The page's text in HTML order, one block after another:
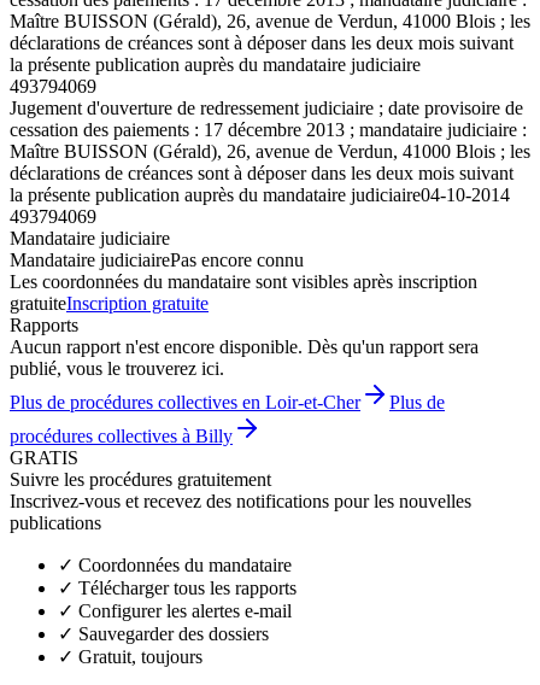
Maître BUISSON (Gérald), 26, avenue de Verdun, 41000 Blois ; les
déclarations de créances sont à déposer dans les deux mois suivant
la présente publication auprès du mandataire judiciaire
493794069
Jugement d'ouverture de redressement judiciaire ; date provisoire de
cessation des paiements : 17 décembre 2013 ; mandataire judiciaire :
Maître BUISSON (Gérald), 26, avenue de Verdun, 41000 Blois ; les
déclarations de créances sont à déposer dans les deux mois suivant
la présente publication auprès du mandataire judiciaire04-10-2014
493794069
Mandataire judiciaire
Mandataire judiciairePas encore connu
Les coordonnées du mandataire sont visibles après inscription
gratuiteInscription gratuite
Rapports
Aucun rapport n'est encore disponible. Dès qu'un rapport sera
publié, vous le trouverez ici.
Plus de procédures collectives en Loir-et-Cher
Plus de
procédures collectives à Billy
GRATIS
Suivre les procédures gratuitement
Inscrivez-vous et recevez des notifications pour les nouvelles
publications
✓ Coordonnées du mandataire
✓ Télécharger tous les rapports
✓ Configurer les alertes e-mail
✓ Sauvegarder des dossiers
✓ Gratuit, toujours